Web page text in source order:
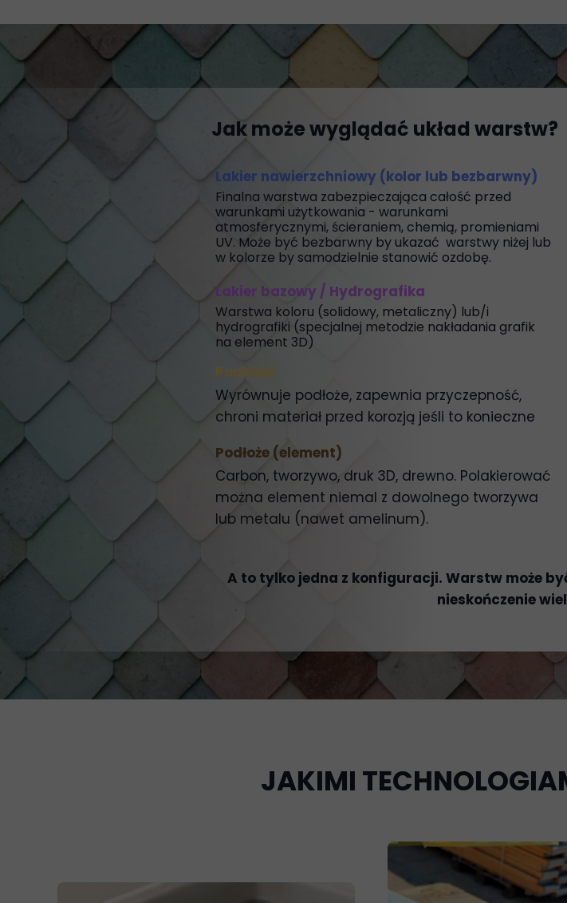
Jak może wyglądać układ warstw?
Lakier nawierzchniowy (kolor lub bezbarwny)
Finalna warstwa zabezpieczająca całość przed
warunkami użytkowania - warunkami
atmosferycznymi, ścieraniem, chemią, promieniami
UV. Może być bezbarwny by ukazać warstwy niżej lub
w kolorze by samodzielnie stanowić ozdobę.
Lakier bazowy / Hydrografika
Warstwa koloru (solidowy, metaliczny) lub/i
hydrografiki (specjalnej metodzie nakładania grafik
na element 3D)
Podkład
Wyrównuje podłoże, zapewnia przyczepność,
chroni materiał przed korozją jeśli to konieczne
Podłoże (element)
Carbon, tworzywo, druk 3D, drewno. Polakierować
można element niemal z dowolnego tworzywa
lub metalu (nawet amelinum).
A to tylko jedna z konfiguracji. Warstw może
nieskończenie
JAKIMI